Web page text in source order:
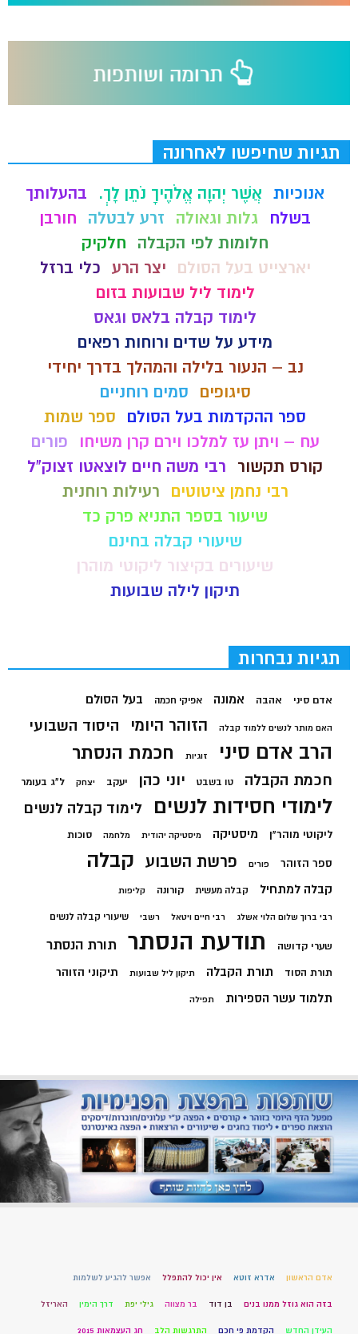
תגיות שחיפשו לאחרונה
אנוכיות אֲשֶׁר יְהוָה אֱלֹהֶיךָ נֹתֵן לָךְ.
בהעלותך
בשלח
גלות וגאולה זרע לבטלה
חורבן
חלומות לפי הקבלה
חלקיק
יארצייט בעל הסולם
יצר הרע כלי ברזל
לימוד ליל שבועות בזום
לימוד קבלה בלאס וגאס
מידע על שדים ורוחות רפאים
נב – הנעור בלילה והמהלך בדרך יחידי
סיגופים
סמים רוחניים
ספר ההקדמות בעל הסולם
ספר שמות
עח – ויתן עז למלכו וירם קרן משיחו
פורים
קורס תקשור
רבי משה חיים לוצאטו זצוק"ל
רבי נחמן ציטוטים
רעילות רוחנית
שיעור בספר התניא פרק כד
שיעורי קבלה בחינם
שיעורים בקיצור ליקוטי מוהרן
תיקון לילה שבועות
תגיות נבחרות
אדם סיני אהבה אמונה אפיקי חכמה בעל הסולם
האם מותר לנשים ללמוד קבלה הזוהר היומי היסוד השבועי
הרב אדם סיני זוגיות חכמת הנסתר
חכמת הקבלה טו בשבט יוני כהן יעקב יצחק ל"ג בעומר
לימודי חסידות לנשים לימוד קבלה לנשים
ליקוטי מוהר"ן מיסטיקה מיסטיקה יהודית מלחמה סוכות
ספר הזוהר פורים פרשת השבוע קבלה
קבלה למתחיל קבלה מעשית קורונה קליפות
רבי ברוך שלום הלוי אשלג רבי חיים ויטאל רשבי שיעורי קבלה לנשים
שערי קדושה תודעת הנסתר תורת הנסתר
תורת הסוד תורת הקבלה תיקון ליל שבועות תיקוני הזוהר
תלמוד עשר הספירות תפילה
אדם הראשון אדרא זוטא אין יכול להתפלל אפשר להגיע לשלמות
בזה הוא גוזל ממנו בנים בן דוד בר מצווה גילי יפת דרך הימין האריזל
העידן החדש הקדמת פי חכם התרגשות הלב חג העצמאות 2015